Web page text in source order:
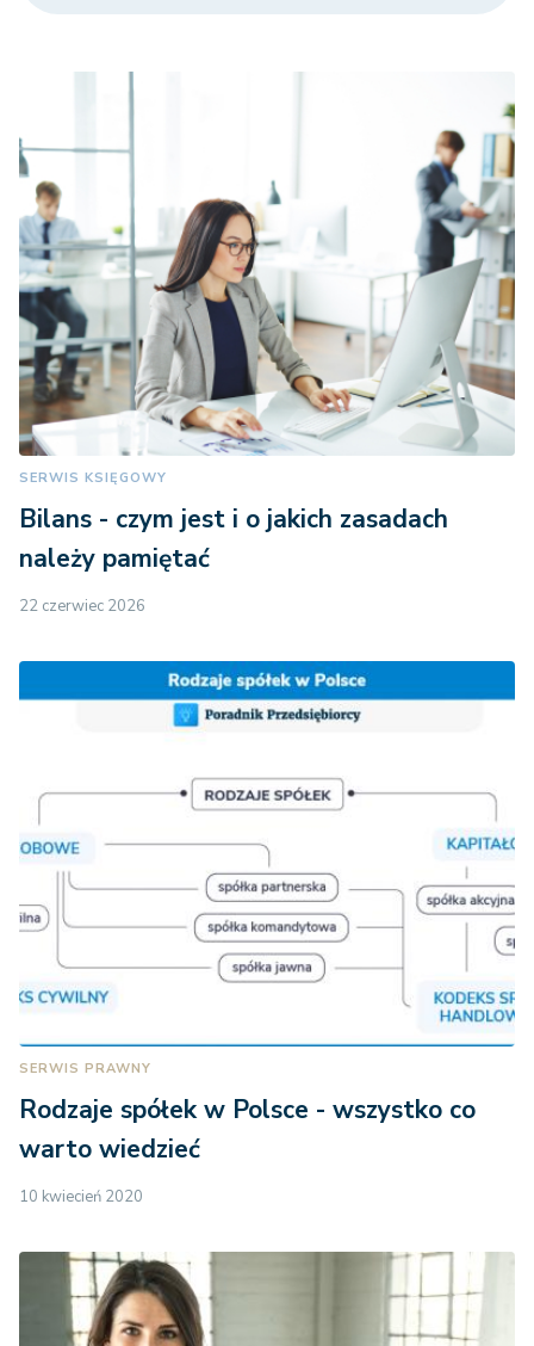
SERWIS KSIĘGOWY
Bilans - czym jest i o jakich zasadach
należy pamiętać
22 czerwiec 2026
SERWIS PRAWNY
Rodzaje spółek w Polsce - wszystko co
warto wiedzieć
10 kwiecień 2020